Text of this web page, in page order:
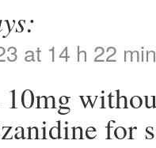
at 14 h 22 min
for